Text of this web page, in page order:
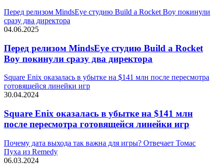
Перед релизом MindsEye студию Build a Rocket Boy покинули
сразу два директора
04.06.2025
Перед релизом MindsEye студию Build a Rocket
Boy покинули сразу два директора
Square Enix оказалась в убытке на $141 млн после пересмотра
готовящейся линейки игр
30.04.2024
Square Enix оказалась в убытке на $141 млн
после пересмотра готовящейся линейки игр
Почему дата выхода так важна для игры? Отвечает Томас
Пуха из Remedy
06.03.2024